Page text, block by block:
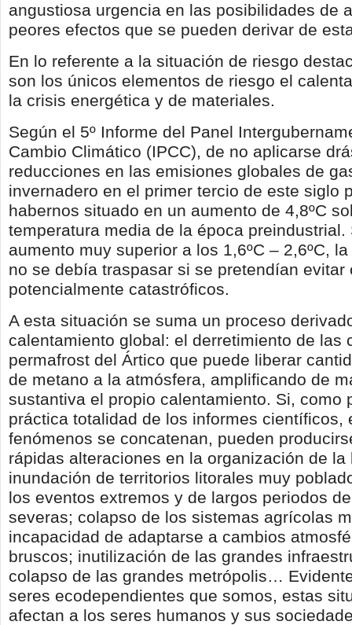
angustiosa urgencia en las posibilidades de
peores efectos que se pueden derivar de
En lo referente a la situación de riesgo
son los únicos elementos de riesgo el
la crisis energética y de materiales.
Según el 5º Informe del Panel
Cambio Climático (IPCC), de no aplicarse
reducciones en las emisiones globales de
invernadero en el primer tercio de este siglo
habernos situado en un aumento de 4,8ºC
temperatura media de la época preindustrial.
aumento muy superior a los 1,6ºC – 2,6ºC,
no se debía traspasar si se pretendían evitar
potencialmente catastróficos.
A esta situación se suma un proceso
calentamiento global: el derretimiento de las
permafrost del Ártico que puede liberar
de metano a la atmósfera, amplificando de
sustantiva el propio calentamiento. Si, como
práctica totalidad de los informes científicos,
fenómenos se concatenan, pueden
rápidas alteraciones en la organización de la
inundación de territorios litorales muy
los eventos extremos y de largos periodos
severas; colapso de los sistemas agrícolas
incapacidad de adaptarse a cambios
bruscos; inutilización de las grandes
colapso de las grandes metrópolis…
seres ecodependientes que somos, estas
afectan a los seres humanos y sus